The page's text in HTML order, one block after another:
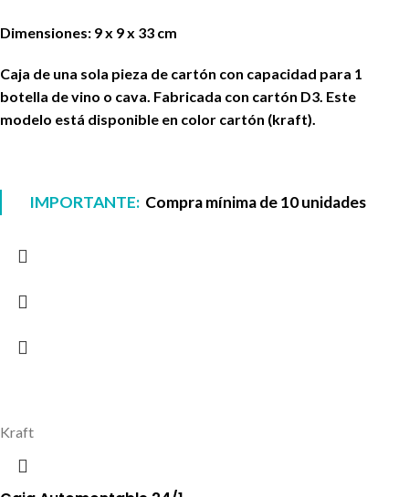
Dimensiones: 9 x 9 x 33 cm
Caja de una sola pieza de cartón con capacidad para 1
botella de vino o cava. Fabricada con cartón D3. Este
modelo está disponible en color cartón (kraft).
IMPORTANTE: Compra mínima de 10 unidades
Kraft